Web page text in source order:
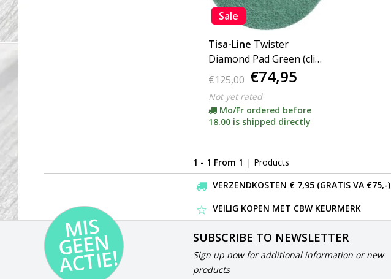
Sale
Tisa-Line Twister
Diamond Pad Green (click
here for size)
€125,00 €74,95
Not yet rated
Mo/Fr ordered before
18.00 is shipped directly
1 - 1 From 1 | Products
VERZENDKOSTEN € 7,95 (GRATIS VA €75,-)
VEILIG KOPEN MET CBW KEURMERK
MI
S
G
E
E
N
A
C
TI
E!
SUBSCRIBE TO NEWSLETTER
Sign up now for additional information or new
products